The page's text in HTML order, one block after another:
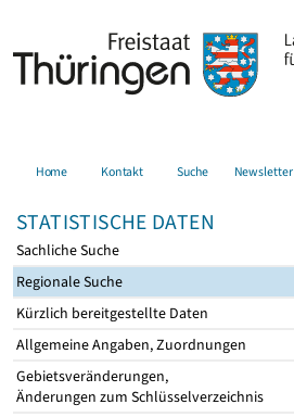
Home Kontakt Suche Newsletter
STATISTISCHE DATEN
Sachliche Suche
Regionale Suche
Kürzlich bereitgestellte Daten
Allgemeine Angaben, Zuordnungen
Gebietsveränderungen,
Änderungen zum Schlüsselverzeichnis